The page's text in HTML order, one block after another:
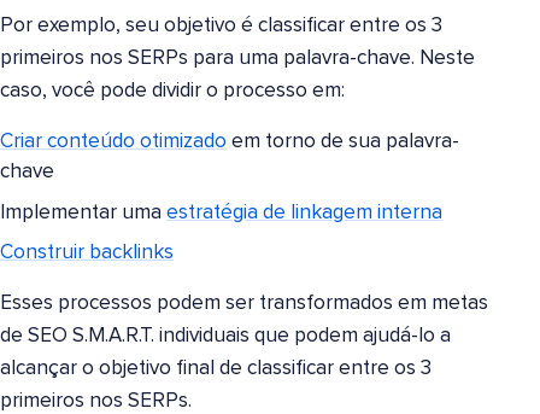
Por exemplo, seu objetivo é classificar entre os 3
primeiros nos SERPs para uma palavra-chave. Neste
caso, você pode dividir o processo em:
Criar conteúdo otimizado em torno de sua palavra-
chave
Implementar uma estratégia de linkagem interna
Construir backlinks
Esses processos podem ser transformados em metas
de SEO S.M.A.R.T. individuais que podem ajudá-lo a
alcançar o objetivo final de classificar entre os 3
primeiros nos SERPs.